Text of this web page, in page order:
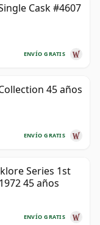
Cask #4607
ENVÍO GRATIS
45 años
ENVÍO GRATIS
Series 1st
45 años
ENVÍO GRATIS